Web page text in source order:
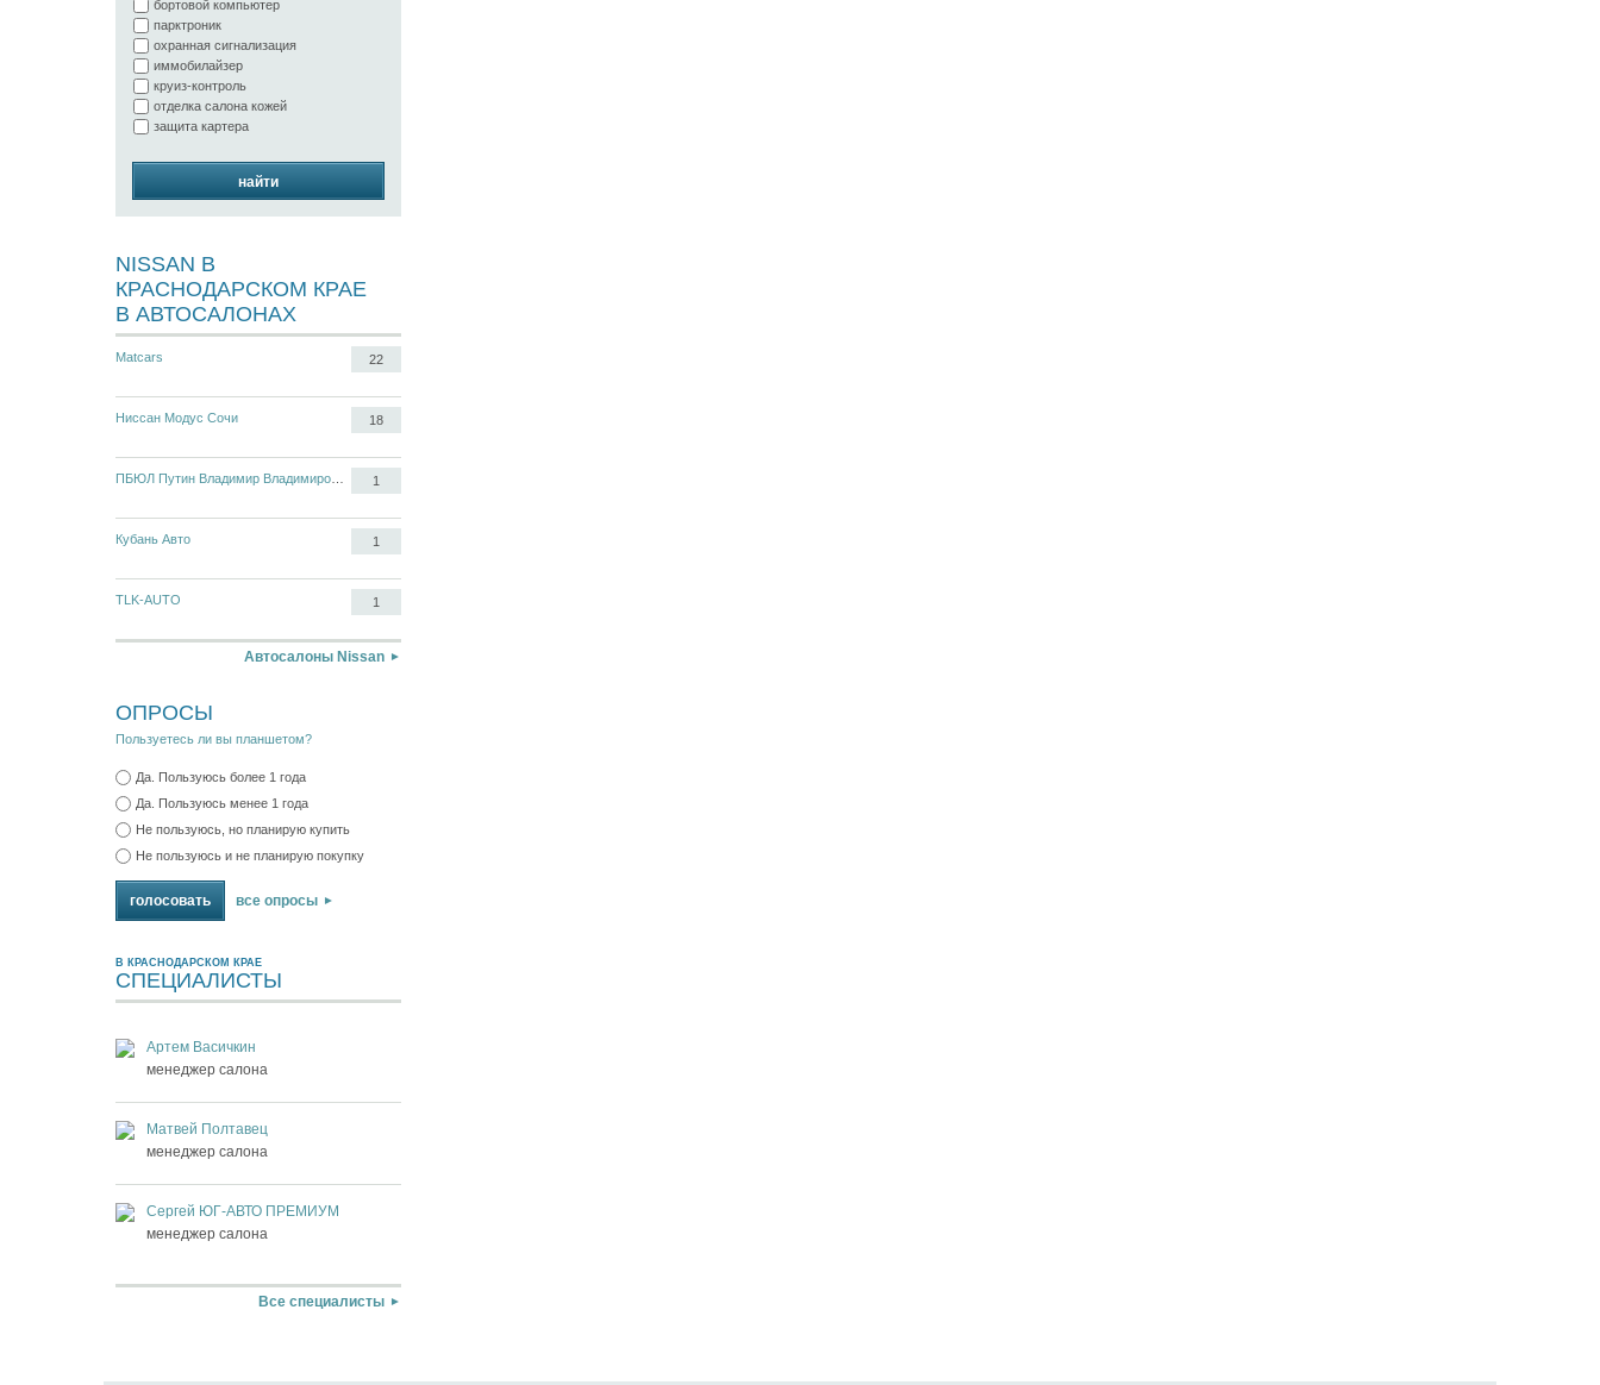
бортовой компьютер
парктроник
охранная сигнализация
иммобилайзер
круиз-контроль
отделка салона кожей
защита картера
найти
NISSAN В
КРАСНОДАРСКОМ КРАЕ
В АВТОСАЛОНАХ
Matcars 22
Ниссан Модус Сочи 18
1
Кубань Авто 1
TLK-AUTO 1
Автосалоны Nissan
ОПРОСЫ
Пользуетесь ли вы планшетом?
Да. Пользуюсь более 1 года
Да. Пользуюсь менее 1 года
Не пользуюсь, но планирую купить
Не пользуюсь и не планирую покупку
все опросы
В КРАСНОДАРСКОМ КРАЕ
СПЕЦИАЛИСТЫ
Артем Васичкин
менеджер салона
Матвей Полтавец
менеджер салона
Сергей ЮГ-АВТО ПРЕМИУМ
менеджер салона
Все специалисты